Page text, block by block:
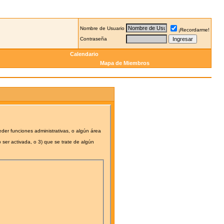
Nombre de Usuario
¡Recordarme!
Contraseña
Calendario
Mapa de Miembros
funciones administrativas, o algún área
activada, o 3) que se trate de algún